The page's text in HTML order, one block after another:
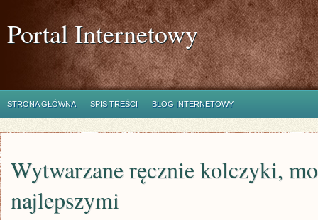
Portal Internetowy
STRONA GŁÓWNA SPIS TREŚCI BLOG INTERNETOWY
Wytwarzane ręcznie kolczyki,
najlepszymi